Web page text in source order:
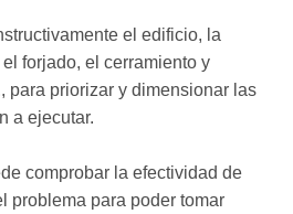
el edificio, la
forjado, el cerramiento y
para priorizar y dimensionar las
a ejecutar.
comprobar la efectividad de
problema para poder tomar